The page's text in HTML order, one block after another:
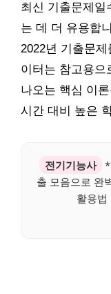
최신 기출문제일
는 데 더 유용합
2022년 기출문
이터는 참고용으
나오는 핵심 이
시간 대비 높은
전기기능사
출 모음으로 완
활용